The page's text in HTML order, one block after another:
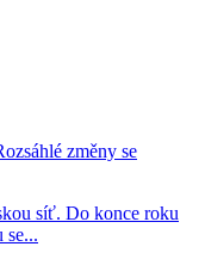
změny se
síť. Do konce roku
se...